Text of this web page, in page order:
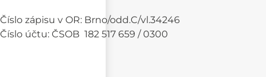
Číslo zápisu v OR: Brno/odd.C/vl.34246
Číslo účtu: ČSOB 182 517 659 / 0300